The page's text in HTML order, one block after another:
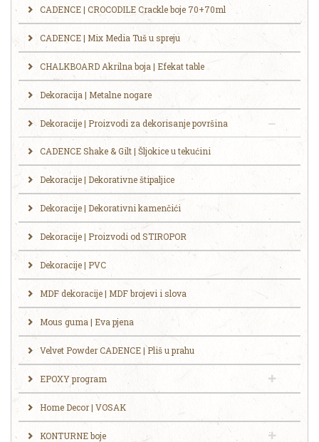
CADENCE | CROCODILE Crackle boje 70+70ml
CADENCE | Mix Media Tuš u spreju
CHALKBOARD Akrilna boja | Efekat table
Dekoracija | Metalne nogare
Dekoracije | Proizvodi za dekorisanje površina
CADENCE Shake & Gilt | Šljokice u tekućini
Dekoracije | Dekorativne štipaljice
Dekoracije | Dekorativni kamenčići
Dekoracije | Proizvodi od STIROPOR
Dekoracije | PVC
MDF dekoracije | MDF brojevi i slova
Mous guma | Eva pjena
Velvet Powder CADENCE | Pliš u prahu
EPOXY program
Home Decor | VOSAK
KONTURNE boje